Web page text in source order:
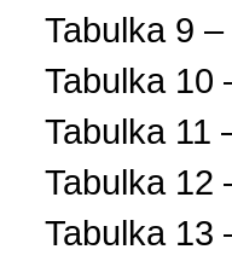
Tabulka 9
Tabulka 10
Tabulka 11
Tabulka 12
Tabulka 13